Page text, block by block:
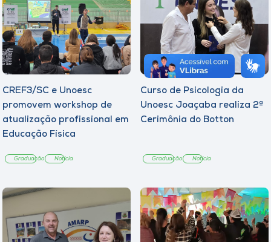
CREF3/SC e Unoesc
promovem workshop de
atualização profissional em
Educação Física
Graduação Notícia
Curso de Psicologia da
Unoesc Joaçaba realiza 2ª
Cerimônia do Botton
Graduação Notícia